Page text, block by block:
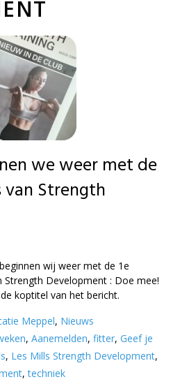
we weer met de
van Strength
wij weer met de 1e
Strength Development : Doe mee!
de koptitel van het bericht.
Meppel, Nieuws
,Aanemelden,fitter,Geef je
, Les Mills Strength Development,
,techniek